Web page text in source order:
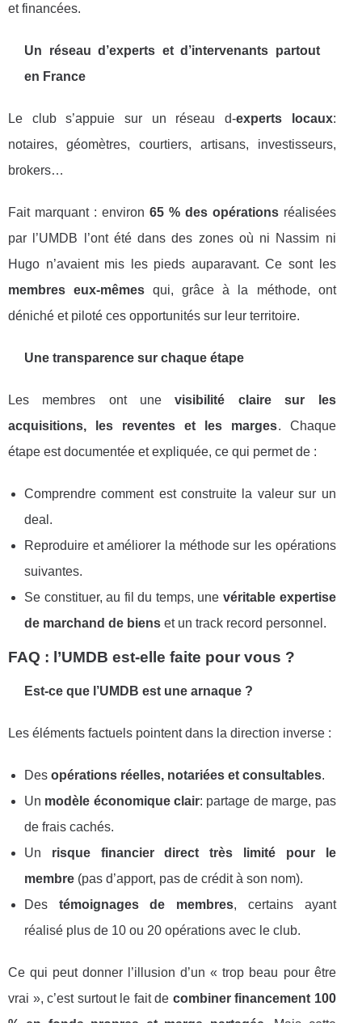
et financées.
Un réseau d’experts et d’intervenants partout
en France
Le club s’appuie sur un réseau d-experts locaux:
notaires, géomètres, courtiers, artisans, investisseurs,
brokers…
Fait marquant : environ 65 % des opérationsréalisées
par l’UMDB l’ont été dans des zones où ni Nassim ni
Hugo n’avaient mis les pieds auparavant. Ce sont les
membres eux-mêmes qui, grâce à la méthode, ont
déniché et piloté ces opportunités sur leur territoire.
Une transparence sur chaque étape
Les membres ont unevisibilité claire sur les
acquisitions, les reventes et les marges. Chaque
étape est documentée et expliquée, ce qui permet de :
Comprendre comment est construite la valeur sur un
deal.
Reproduire et améliorer la méthode sur les opérations
suivantes.
Se constituer, au fil du temps, unevéritable expertise
de marchand de biens et un track record personnel.
FAQ : l’UMDB est-elle faite pour vous ?
Est-ce que l’UMDB est une arnaque ?
Les éléments factuels pointent dans la direction inverse :
Des opérations réelles, notariées et consultables.
Un modèle économique clair: partage de marge, pas
de frais cachés.
Un risque financier direct très limité pour le
membre (pas d’apport, pas de crédit à son nom).
Des témoignages de membres, certains ayant
réalisé plus de 10 ou 20 opérations avec le club.
Ce qui peut donner l’illusion d’un « trop beau pour être
vrai », c’est surtout le fait de combiner financement 100